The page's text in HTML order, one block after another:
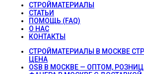
СТРОЙМАТЕРИАЛЫ
СТАТЬИ
ПОМОЩЬ (FAQ)
О НАС
КОНТАКТЫ
СТРОЙМАТЕРИАЛЫ В МОСКВЕ
ЦЕНА
OSB В МОСКВЕ — ОПТОМ,